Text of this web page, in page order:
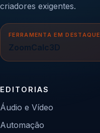
criadores exigentes.
FERRAMENTA EM DESTAQUE
ZoomCalc3D
EDITORIAS
Áudio e Vídeo
Automação